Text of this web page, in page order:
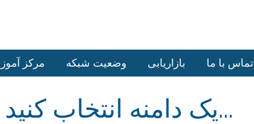
مرکز وضعیت شبکه بازاریابی تماس با ما
یک دامنه انتخاب کنید...